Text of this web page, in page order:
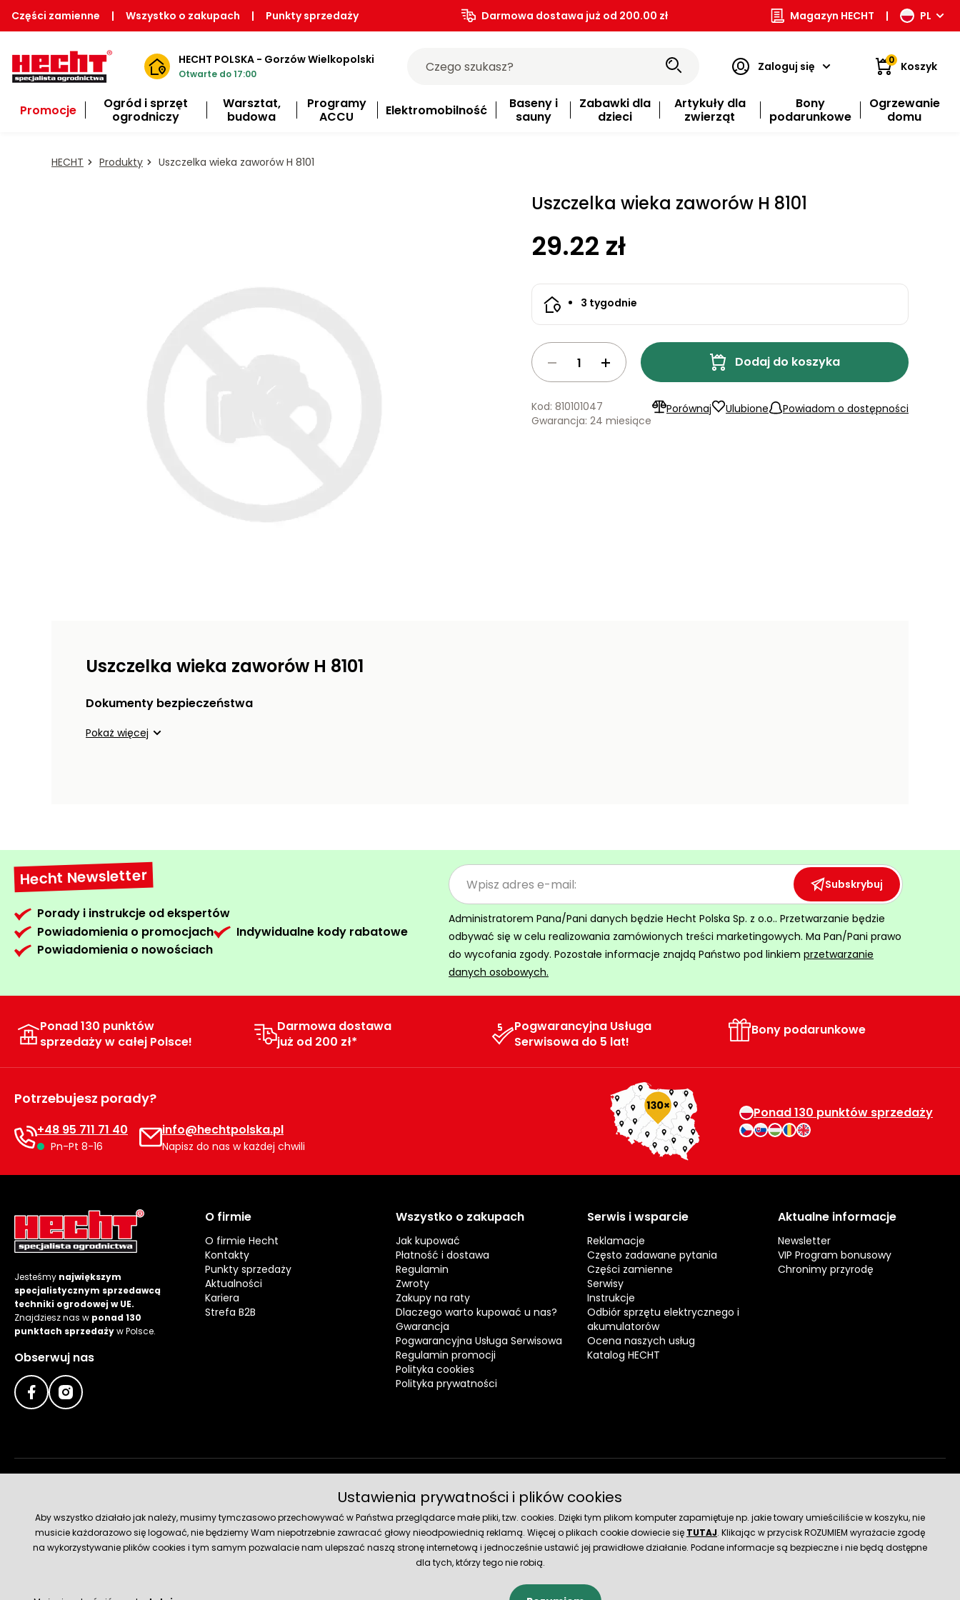
Części zamienne | Wszystko o zakupach | Punkty sprzedaży Darmowa dostawa już od 200.00 zł Magazyn HECHT | PL
HECHT POLSKA - Gorzów Wielkopolski
Otwarte do 17:00
Zaloguj się 0 Koszyk
Promocje
Ogród i sprzęt
ogrodniczy
Warsztat,
budowa
Programy
ACCU
Elektromobilność
Baseny i
sauny
Zabawki dla
dzieci
Artykuły dla
zwierząt
Bony
podarunkowe
Ogrzewanie
domu
HECHT Produkty Uszczelka wieka zaworów H 8101
Uszczelka wieka zaworów H 8101
29.22 zł
3 tygodnie
Dodaj do koszyka
Porównaj Ulubione Powiadom o dostępności
Kod: 810101047
Gwarancja: 24 miesiące
Uszczelka wieka zaworów H 8101
Dokumenty bezpieczeństwa
Pokaż więcej
Hecht Newsletter
Porady i instrukcje od ekspertów
Powiadomienia o promocjach
Indywidualne kody rabatowe
Powiadomienia o nowościach
Subskrybuj
Administratorem Pana/Pani danych będzie Hecht Polska Sp. z o.o.. Przetwarzanie będzie
odbywać się w celu realizowania zamówionych treści marketingowych. Ma Pan/Pani prawo
do wycofania zgody. Pozostałe informacje znajdą Państwo pod linkiem przetwarzanie
danych osobowych.
Ponad 130 punktów
sprzedaży w całej Polsce!
Darmowa dostawa
już od 200 zł*
Pogwarancyjna Usługa
Serwisowa do 5 lat!
Bony podarunkowe
Potrzebujesz porady?
+48 95 711 71 40
Pn-Pt 8-16
info@hechtpolska.pl
Napisz do nas w każdej chwili
Ponad 130 punktów sprzedaży
Jesteśmy największym
specjalistycznym sprzedawcą
techniki ogrodowej w UE.
Znajdziesz nas w ponad 130
punktach sprzedażyw Polsce.
Obserwuj nas
O firmie
O firmie Hecht
Kontakty
Punkty sprzedaży
Aktualności
Kariera
Strefa B2B
Wszystko o zakupach
Jak kupować
Płatność i dostawa
Regulamin
Zwroty
Zakupy na raty
Dlaczego warto kupować u nas?
Gwarancja
Pogwarancyjna Usługa Serwisowa
Regulamin promocji
Polityka cookies
Polityka prywatności
Serwis i wsparcie
Reklamacje
Często zadawane pytania
Części zamienne
Serwisy
Instrukcje
Odbiór sprzętu elektrycznego i
akumulatorów
Ocena naszych usług
Katalog HECHT
Aktualne informacje
Newsletter
VIP Program bonusowy
Chronimy przyrodę
Metody dostawy
Ustawienia prywatności i plików cookies
Aby wszystko działało jak należy, musimy tymczasowo przechowywać w Państwa przeglądarce małe pliki, tzw. cookies. Dzięki tym plikom komputer zapamiętuje np. jakie towary umieściliście w koszyku, nie
musicie każdorazowo się logować, nie będziemy Wam niepotrzebnie zawracać głowy nieodpowiednią reklamą. Więcej o plikach cookie dowiecie się TUTAJ. Klikając w przycisk ROZUMIEM wyrażacie zgodę
na wykorzystywanie plików cookies i tym samym pozwalacie nam ulepszać naszą stronę internetową i jednocześnie ustawić jej prawidłowe działanie. Podane informacje są bezpieczne i nie będą dostępne
dla tych, którzy tego nie robią.